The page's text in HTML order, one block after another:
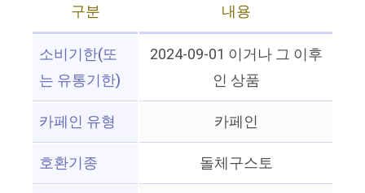
구분
내용
소비기한(또
는 유통기한)
2024-09-01 이거나 그 이후
인 상품
카페인 유형
카페인
호환기종
돌체구스토